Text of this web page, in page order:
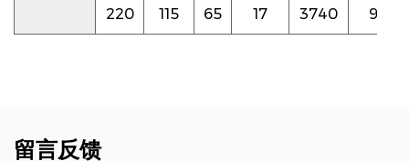
220 115 65 17 3740 95
留言反馈